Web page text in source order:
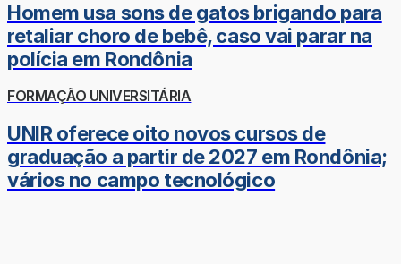
Homem usa sons de gatos brigando para
retaliar choro de bebê, caso vai parar na
polícia em Rondônia
FORMAÇÃO UNIVERSITÁRIA
UNIR oferece oito novos cursos de
graduação a partir de 2027 em Rondônia;
vários no campo tecnológico